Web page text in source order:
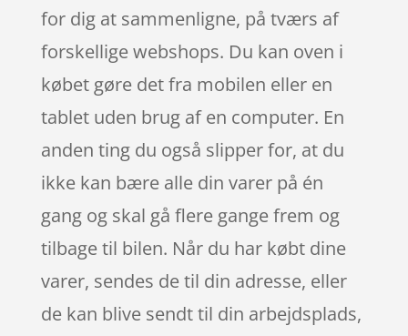
for dig at sammenligne, på tværs af
forskellige webshops. Du kan oven i
købet gøre det fra mobilen eller en
tablet uden brug af en computer. En
anden ting du også slipper for, at du
ikke kan bære alle din varer på én
gang og skal gå flere gange frem og
tilbage til bilen. Når du har købt dine
varer, sendes de til din adresse, eller
de kan blive sendt til din arbejdsplads,